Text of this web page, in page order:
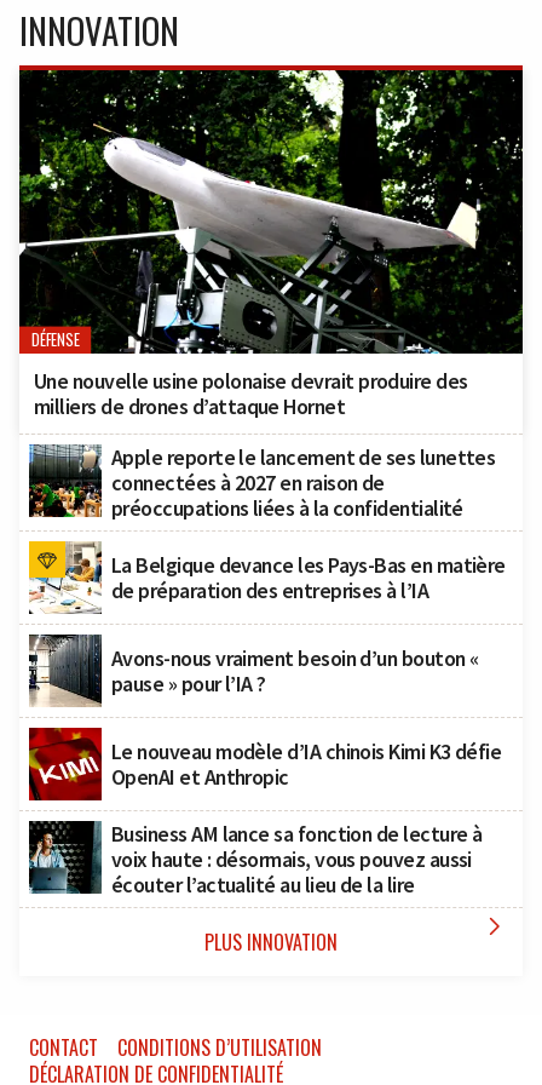
INNOVATION
DÉFENSE
Une nouvelle usine polonaise devrait produire des
milliers de drones d’attaque Hornet
Apple reporte le lancement de ses lunettes
connectées à 2027 en raison de
préoccupations liées à la confidentialité
La Belgique devance les Pays-Bas en matière
de préparation des entreprises à l’IA
Avons-nous vraiment besoin d’un bouton «
pause » pour l’IA ?
Le nouveau modèle d’IA chinois Kimi K3 défie
OpenAI et Anthropic
Business AM lance sa fonction de lecture à
voix haute : désormais, vous pouvez aussi
écouter l’actualité au lieu de la lire
PLUS INNOVATION 
CONTACT
CONDITIONS D’UTILISATION
DÉCLARATION DE CONFIDENTIALITÉ